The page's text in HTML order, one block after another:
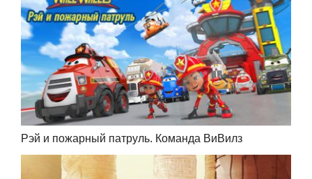
Рэй и пожарный патруль. Команда ВиВилз